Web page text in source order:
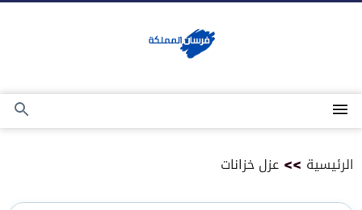
القائمة
بحث
الرئيسية >> عزل خزانات